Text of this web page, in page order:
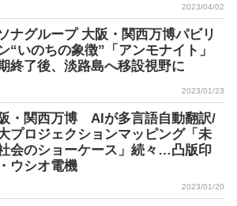
2023/04/02
ナグループ 大阪・関西万博パビリ
“いのちの象徴”「アンモナイト」
終了後、淡路島へ移設視野に
2023/01/23
・関西万博 AIが多言語自動翻訳/
プロジェクションマッピング「未
会のショーケース」続々…凸版印
ウシオ電機
2023/01/20